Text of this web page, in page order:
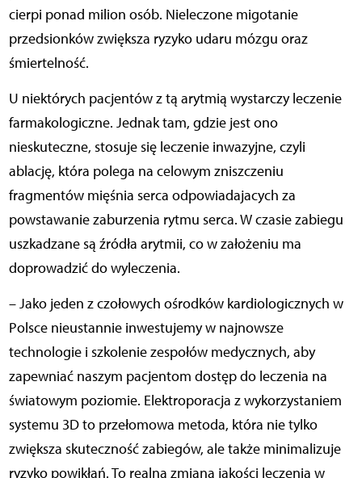
cierpi ponad milion osób. Nieleczone migotanie
przedsionków zwiększa ryzyko udaru mózgu oraz
śmiertelność.
U niektórych pacjentów z tą arytmią wystarczy leczenie
farmakologiczne. Jednak tam, gdzie jest ono
nieskuteczne, stosuje się leczenie inwazyjne, czyli
ablację, która polega na celowym zniszczeniu
fragmentów mięśnia serca odpowiadajacych za
powstawanie zaburzenia rytmu serca. W czasie zabiegu
uszkadzane są źródła arytmii, co w założeniu ma
doprowadzić do wyleczenia.
– Jako jeden z czołowych ośrodków kardiologicznych w
Polsce nieustannie inwestujemy w najnowsze
technologie i szkolenie zespołów medycznych, aby
zapewniać naszym pacjentom dostęp do leczenia na
światowym poziomie. Elektroporacja z wykorzystaniem
systemu 3D to przełomowa metoda, która nie tylko
zwiększa skuteczność zabiegów, ale także minimalizuje
ryzyko powikłań. To realna zmiana jakości leczenia w